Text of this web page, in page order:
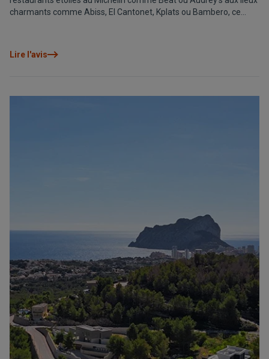
charmants comme Abiss, El Cantonet, Kplats ou Bambero, ce
Lire l'avis